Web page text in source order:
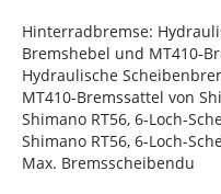
Hinterradbremse:
Bremshebel und MT410-
Hydraulische
MT410-Bremssattel von
Shimano RT56, 6-Loch-
Shimano RT56, 6-Loch-
Max. Bremsscheibendu